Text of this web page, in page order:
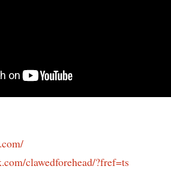
clawedforehead/?fref=ts